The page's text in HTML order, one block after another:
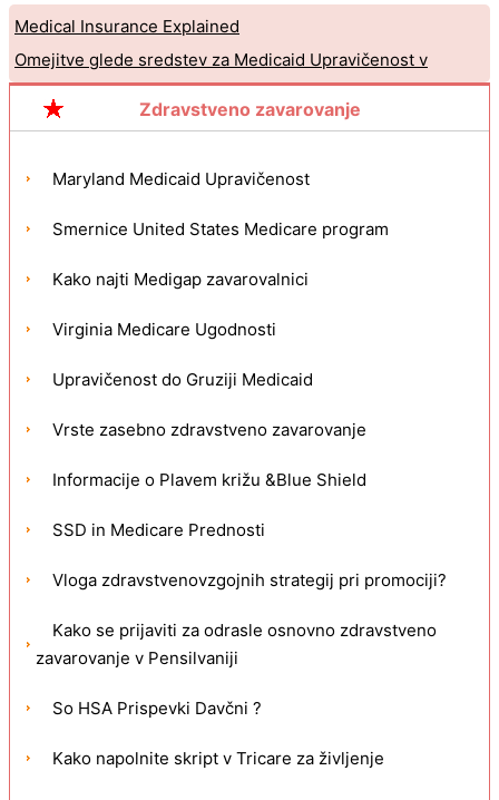
Medical Insurance Explained
Omejitve glede sredstev za Medicaid Upravičenost v
Arkansasu
Zdravstveno zavarovanje
Maryland Medicaid Upravičenost
Smernice United States Medicare program
Kako najti Medigap zavarovalnici
Virginia Medicare Ugodnosti
Upravičenost do Gruziji Medicaid
Vrste zasebno zdravstveno zavarovanje
Informacije o Plavem križu &Blue Shield
SSD in Medicare Prednosti
Vloga zdravstvenovzgojnih strategij pri promociji?
Kako se prijaviti za odrasle osnovno zdravstveno
zavarovanje v Pensilvaniji
So HSA Prispevki Davčni ?
Kako napolnite skript v Tricare za življenje